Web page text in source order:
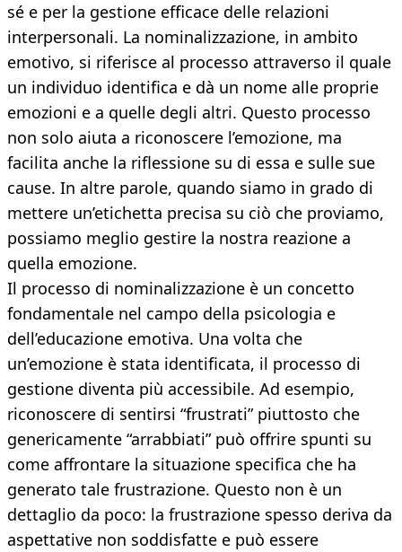
sé e per la gestione efficace delle relazioni
interpersonali. La nominalizzazione, in ambito
emotivo, si riferisce al processo attraverso il quale
un individuo identifica e dà un nome alle proprie
emozioni e a quelle degli altri. Questo processo
non solo aiuta a riconoscere l’emozione, ma
facilita anche la riflessione su di essa e sulle sue
cause. In altre parole, quando siamo in grado di
mettere un’etichetta precisa su ciò che proviamo,
possiamo meglio gestire la nostra reazione a
quella emozione.
Il processo di nominalizzazione è un concetto
fondamentale nel campo della psicologia e
dell’educazione emotiva. Una volta che
un’emozione è stata identificata, il processo di
gestione diventa più accessibile. Ad esempio,
riconoscere di sentirsi “frustrati” piuttosto che
genericamente “arrabbiati” può offrire spunti su
come affrontare la situazione specifica che ha
generato tale frustrazione. Questo non è un
dettaglio da poco: la frustrazione spesso deriva da
aspettative non soddisfatte e può essere